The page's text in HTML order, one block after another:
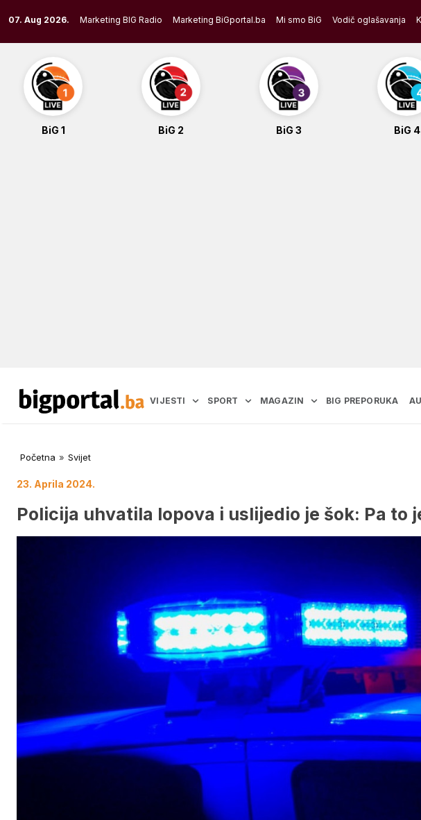
to
content
07. Aug 2026. Marketing BIG Radio Marketing BiGportal.ba Mi smo BiG Vodič oglašavanja
BiG 1 BiG 2 BiG 3 BiG 4
VIJESTI SPORT MAGAZIN BIG PREPORUKA
Početna » Svijet
23. Aprila 2024.
Policija uhvatila lopova i uslijedio je šok: Pa to